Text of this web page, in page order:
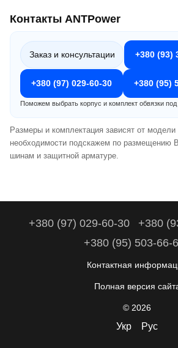
Контакты ANTPower
Заказ и консультации +380 (93)
+380 (97) 029-60-30 +380 (95)
Поможем выбрать корпус и комплект обвязки
Размеры и комплектация зависят от
необходимости подскажем по размещению
шинам и защитной арматуре.
+380 (97) 029-60-30
+380
+380 (95) 503-66-
Контактная
Полная версия
© 2026
Укр Рус